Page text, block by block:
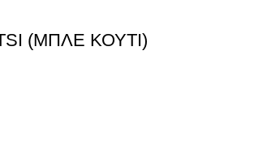
TSI (ΜΠΛΕ ΚΟΥΤΙ)